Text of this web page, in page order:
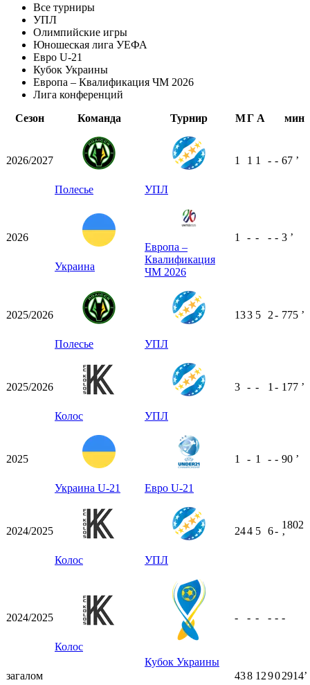
Все турниры
УПЛ
Олимпийские игры
Юношеская лига УЕФА
Евро U-21
Кубок Украины
Европа – Квалификация ЧМ 2026
Лига конференций
Сезон
Команда Турнир МГ А мин
2026/2027
Полесье УПЛ
1 1 1 - - 67 ʼ
2026
Украина
Европа –
Квалификация
ЧМ 2026
1 - - - - 3 ʼ
2025/2026
Полесье УПЛ
133 5 2- 775 ʼ
2025/2026
Колос УПЛ
3 - - 1 - 177 ʼ
2025
Украина U-21 Евро U-21
1 - 1 - - 90 ʼ
2024/2025
Колос УПЛ
244 5 6-
1802
ʼ
2024/2025
Колос
Кубок Украины
- - - - - -
загалом 438 12902914ʼ